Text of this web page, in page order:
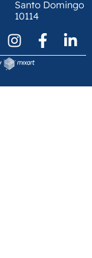
Santo Domingo
10114